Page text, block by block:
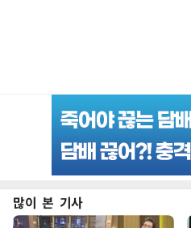
많이 본 기사